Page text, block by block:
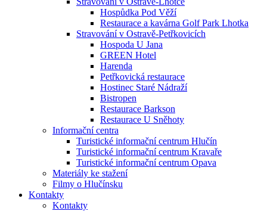
Hospůdka Pod Věží
Restaurace a kavárna Golf Park Lhotka
Stravování v Ostravě-Petřkovicích
Hospoda U Jana
GREEN Hotel
Harenda
Petřkovická restaurace
Hostinec Staré Nádraží
Bistropen
Restaurace Barkson
Restaurace U Sněhoty
Informační centra
Turistické informační centrum Hlučín
Turistické informační centrum Kravaře
Turistické informační centrum Opava
Materiály ke stažení
Filmy o Hlučínsku
Kontakty
Kontakty